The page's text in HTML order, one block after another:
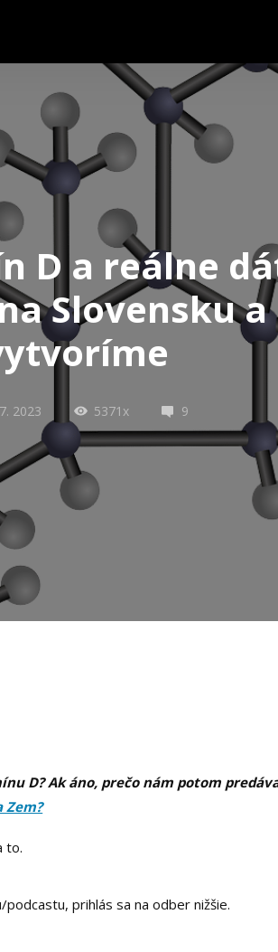
D a reálne
Slovensku a
2023 5371x 9
D? Ak áno, prečo nám potom
Zem?
to.
prihlás sa na odber nižšie.